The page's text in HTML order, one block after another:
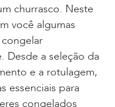
churrasco. Neste
você algumas
Desde a seleção da
e a rotulagem,
essenciais para
congelados